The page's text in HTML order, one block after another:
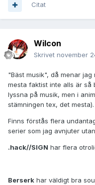
Citat
Wilcon
Skrivet november
"Bäst musik", då menar
mesta faktist inte alls är så
lyssna på musik, men i
stämningen tex, det mesta).
Finns förstås flera
serier som jag avnjuter
.hack//SIGN har flera
Berserk har väldigt bra